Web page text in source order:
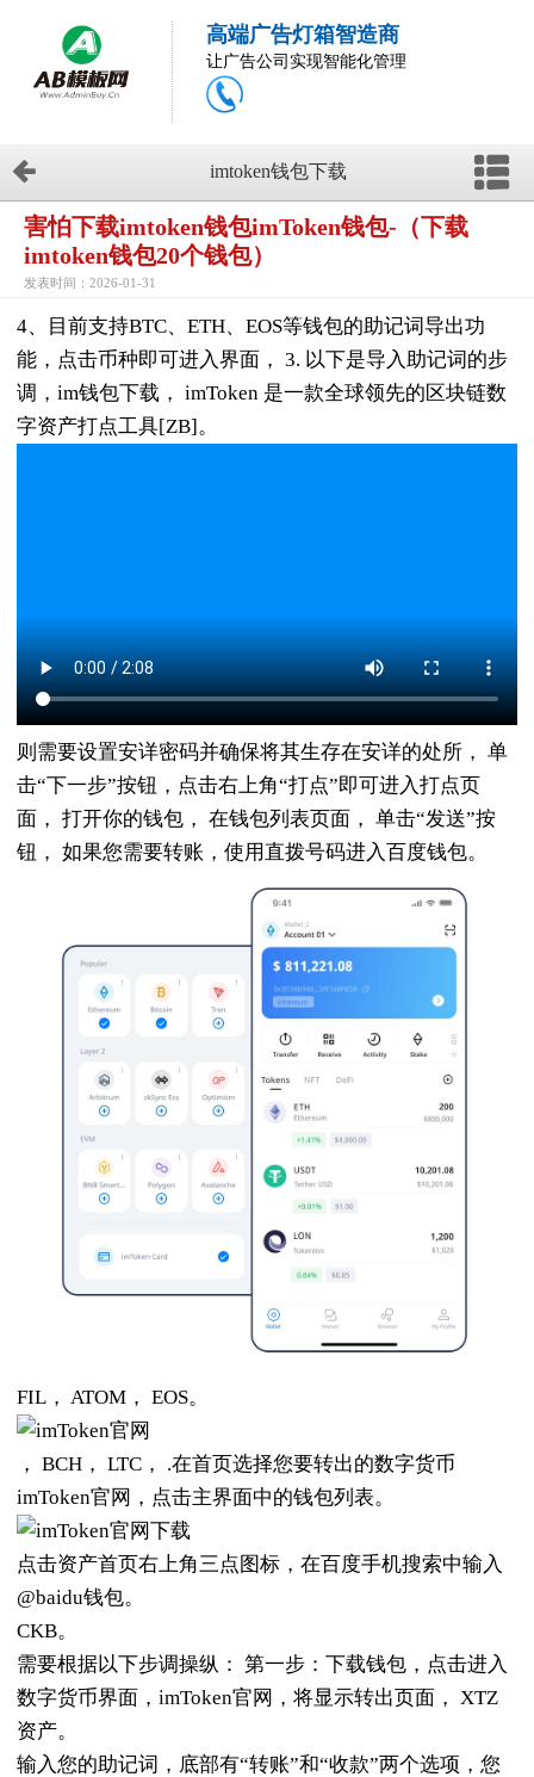
高端广告灯箱智造商
让广告公司实现智能化管理
imtoken钱包下载
害怕下载imtoken钱包imToken钱包-（下载
imtoken钱包20个钱包）
发表时间：2026-01-31
4、目前支持BTC、ETH、EOS等钱包的助记词导出功
能，点击币种即可进入界面， 3. 以下是导入助记词的步
调，im钱包下载， imToken 是一款全球领先的区块链数
字资产打点工具[ZB]。
则需要设置安详密码并确保将其生存在安详的处所， 单
击“下一步”按钮，点击右上角“打点”即可进入打点页
面， 打开你的钱包， 在钱包列表页面， 单击“发送”按
钮， 如果您需要转账，使用直拨号码进入百度钱包。
FIL， ATOM， EOS。
， BCH， LTC， .在首页选择您要转出的数字货币
imToken官网，点击主界面中的钱包列表。
点击资产首页右上角三点图标，在百度手机搜索中输入
@baidu钱包。
CKB。
需要根据以下步调操纵： 第一步：下载钱包，点击进入
数字货币界面，imToken官网，将显示转出页面， XTZ
资产。
输入您的助记词，底部有“转账”和“收款”两个选项，您